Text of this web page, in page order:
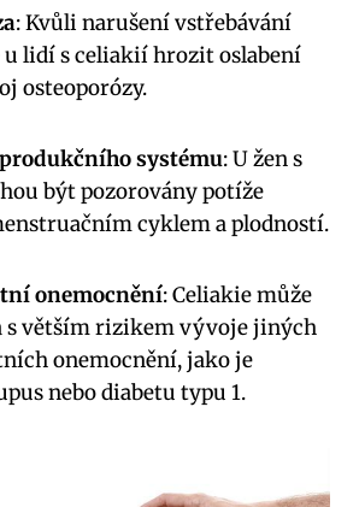
: Kvůli narušení vstřebávání
lidí s celiakií hrozit oslabení
osteoporózy.
systému: U žen s
být pozorovány potíže
cyklem a plodností.
onemocnění: Celiakie může
s větším rizikem vývoje jiných
onemocnění, jako je
nebo diabetu typu 1.